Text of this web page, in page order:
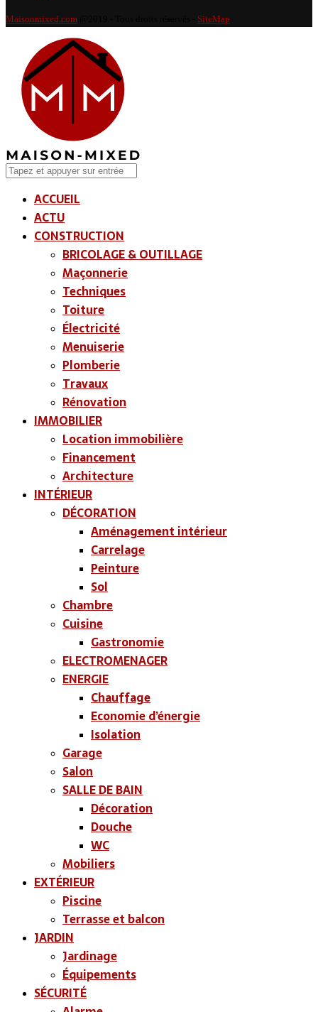
Maisonmixed.com SiteMap
ACCUEIL
ACTU
CONSTRUCTION
BRICOLAGE & OUTILLAGE
Maçonnerie
Techniques
Toiture
Électricité
Menuiserie
Plomberie
Travaux
Rénovation
IMMOBILIER
Location immobilière
Financement
Architecture
INTÉRIEUR
DÉCORATION
Aménagement intérieur
Carrelage
Peinture
Sol
Chambre
Cuisine
Gastronomie
ELECTROMENAGER
ENERGIE
Chauffage
Economie d’énergie
Isolation
Garage
Salon
SALLE DE BAIN
Décoration
Douche
WC
Mobiliers
EXTÉRIEUR
Piscine
Terrasse et balcon
JARDIN
Jardinage
Équipements
SÉCURITÉ